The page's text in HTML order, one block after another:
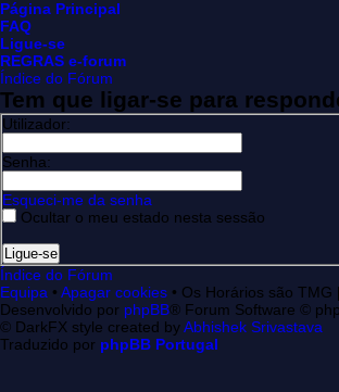
Página Principal
FAQ
Ligue-se
REGRAS e-forum
Índice do Fórum
Tem que ligar-se para
Utilizador:
Senha:
Esqueci-me da senha
Ocultar o meu estado nesta sessão
Índice do Fórum
Equipa • Apagar cookies • Os Horários são TMG
Desenvolvido por phpBB® Forum Software ©
© DarkFX style created byAbhishek Srivastava
Traduzido por phpBB Portugal